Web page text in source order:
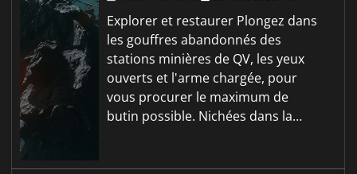
Explorer et restaurer Plongez dans
les gouffres abandonnés des
stations minières de QV, les yeux
ouverts et l'arme chargée, pour
vous procurer le maximum de
butin possible. Nichées dans la…